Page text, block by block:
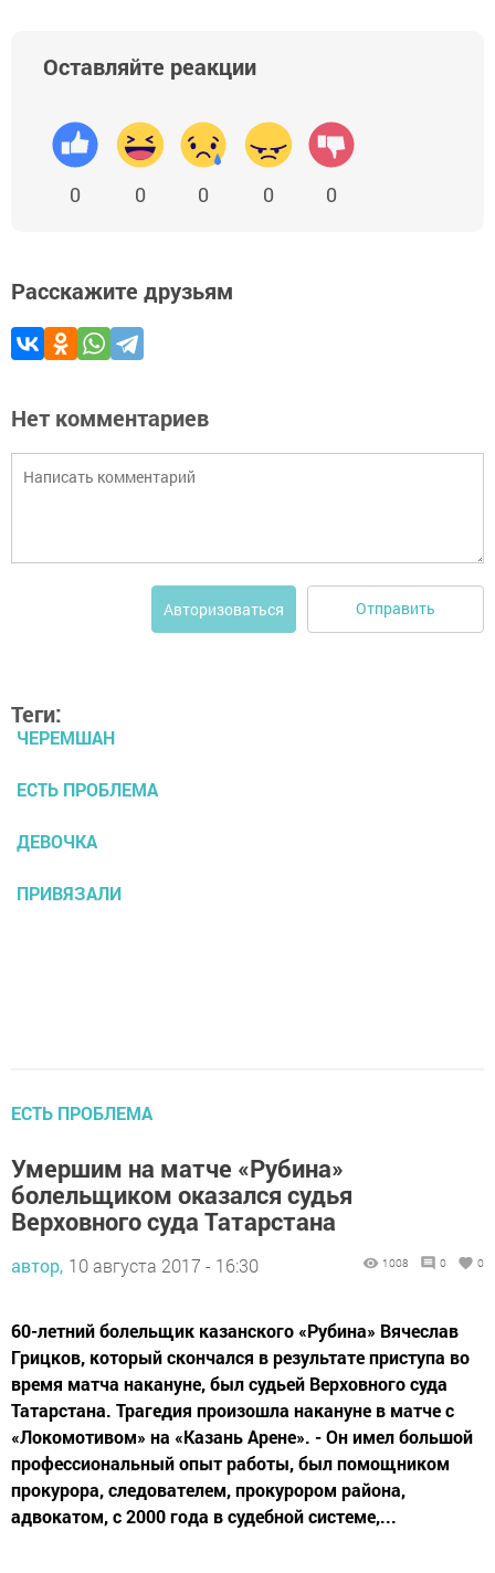
Оставляйте реакции
0 0 0 0 0
Расскажите друзьям
Нет комментариев
Авторизоваться Отправить
Теги:
ЧЕРЕМШАН
ЕСТЬ ПРОБЛЕМА
ДЕВОЧКА
ПРИВЯЗАЛИ
ЕСТЬ ПРОБЛЕМА
Умершим на матче «Рубина»
болельщиком оказался судья
Верховного суда Татарстана
автор, 10 августа 2017 - 16:30 1008 0 0
60-летний болельщик казанского «Рубина» Вячеслав
Грицков, который скончался в результате приступа во
время матча накануне, был судьей Верховного суда
Татарстана. Трагедия произошла накануне в матче с
«Локомотивом» на «Казань Арене». - Он имел большой
профессиональный опыт работы, был помощником
прокурора, следователем, прокурором района,
адвокатом, с 2000 года в судебной системе,...